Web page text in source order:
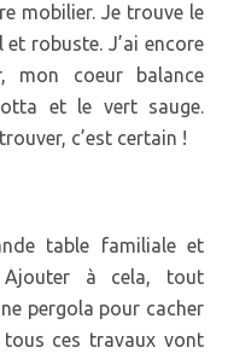
mobilier. Je trouve le
robuste. J’ai encore
mon coeur balance
et le vert sauge.
c’est certain !
table familiale et
Ajouter à cela, tout
pergola pour cacher
ces travaux vont